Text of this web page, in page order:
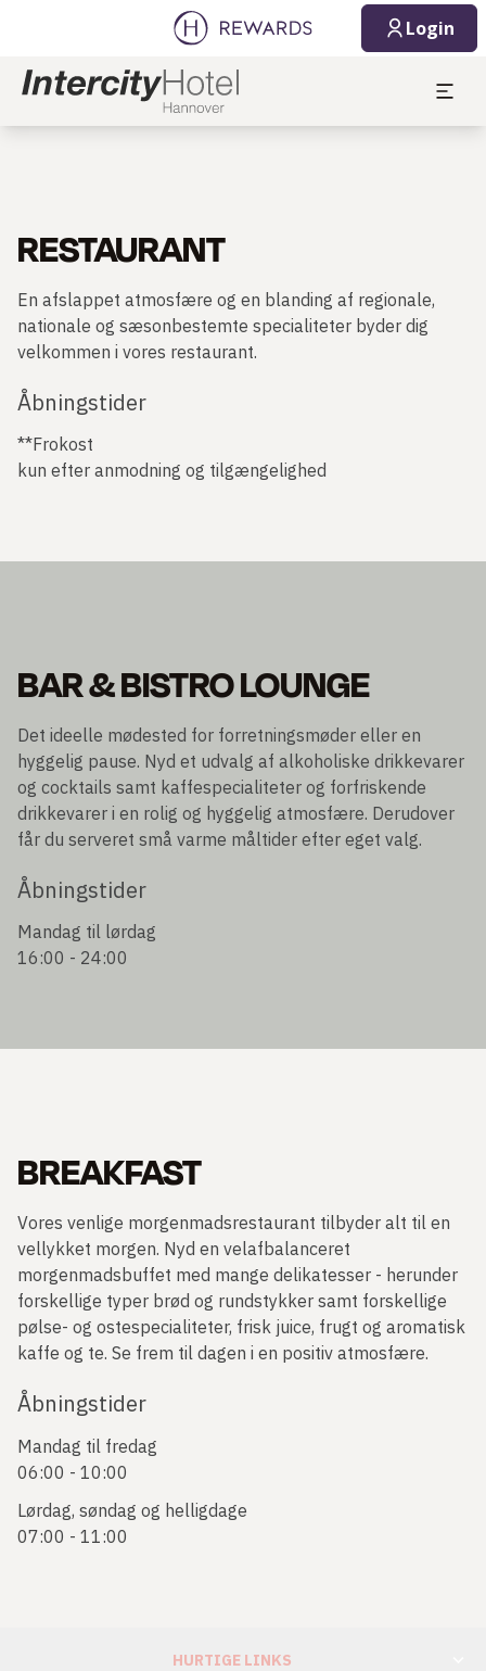
Login
RESTAURANT
En afslappet atmosfære og en blanding af regionale,
nationale og sæsonbestemte specialiteter byder dig
velkommen i vores restaurant.
Åbningstider
**Frokost
kun efter anmodning og tilgængelighed
BAR & BISTRO LOUNGE
Det ideelle mødested for forretningsmøder eller en
hyggelig pause. Nyd et udvalg af alkoholiske drikkevarer
og cocktails samt kaffespecialiteter og forfriskende
drikkevarer i en rolig og hyggelig atmosfære. Derudover
får du serveret små varme måltider efter eget valg.
Åbningstider
Mandag til lørdag
16:00 - 24:00
BREAKFAST
Vores venlige morgenmadsrestaurant tilbyder alt til en
vellykket morgen. Nyd en velafbalanceret
morgenmadsbuffet med mange delikatesser - herunder
forskellige typer brød og rundstykker samt forskellige
pølse- og ostespecialiteter, frisk juice, frugt og aromatisk
kaffe og te. Se frem til dagen i en positiv atmosfære.
Åbningstider
Mandag til fredag
06:00 - 10:00
Lørdag, søndag og helligdage
07:00 - 11:00
HURTIGE LINKS